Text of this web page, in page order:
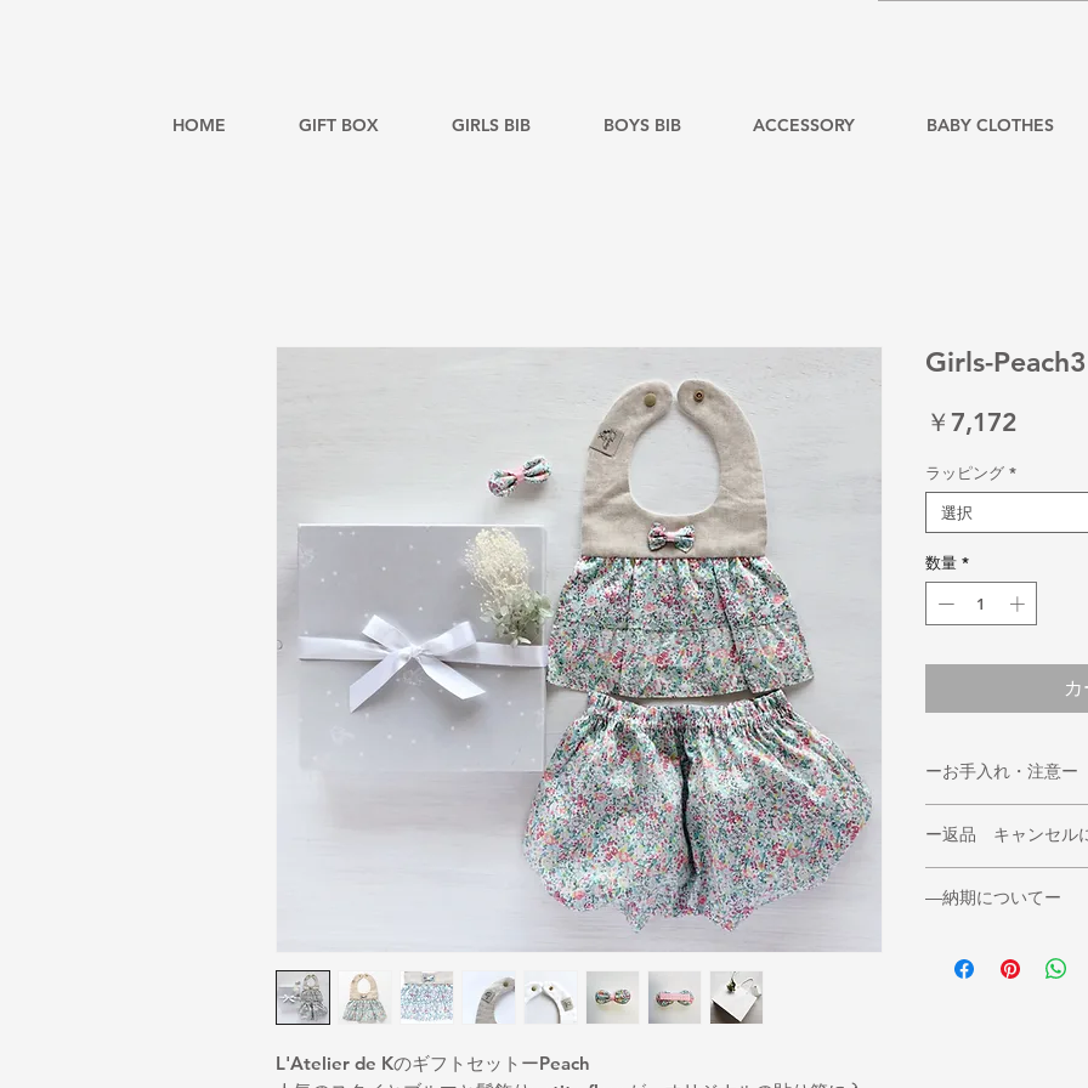
HOME GIFT BOX GIRLS BIB BOYS BIB ACCESSORY BABY CLOTHES
L'Atelier de KのギフトセットーPeach
Girls-Peach3
￥7,172価
ラッピング *
選択
数量 *
ーお手入れ・注意ー
＊洗濯は手洗いで願
＊タンブル乾燥、衣
＊蛍光増白剤や漂白
ご注意ください。
ー返品 キャンセル
返品・交換をご希望
また、お客様のご
一度着用になった
―納期についてー
◆別売もしている為